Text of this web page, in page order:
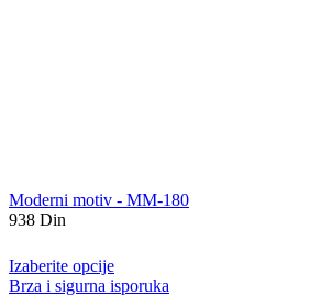
Moderni motiv - MM-180
938 Din
Izaberite opcije
Brza i sigurna isporuka